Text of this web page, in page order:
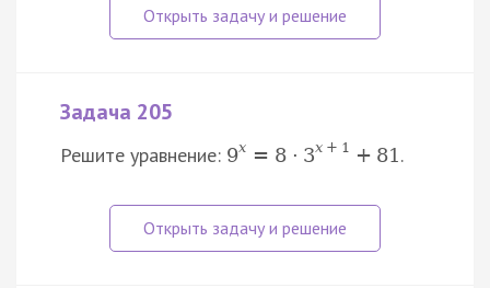
Задача 205
Решите уравнение: 9x = 8 ⋅ 3x + 1 + 81 .